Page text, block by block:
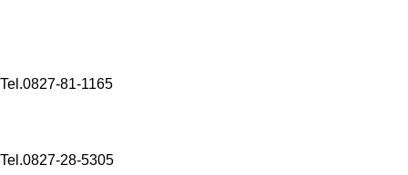
Tel.0827-81-1165
Tel.0827-28-5305